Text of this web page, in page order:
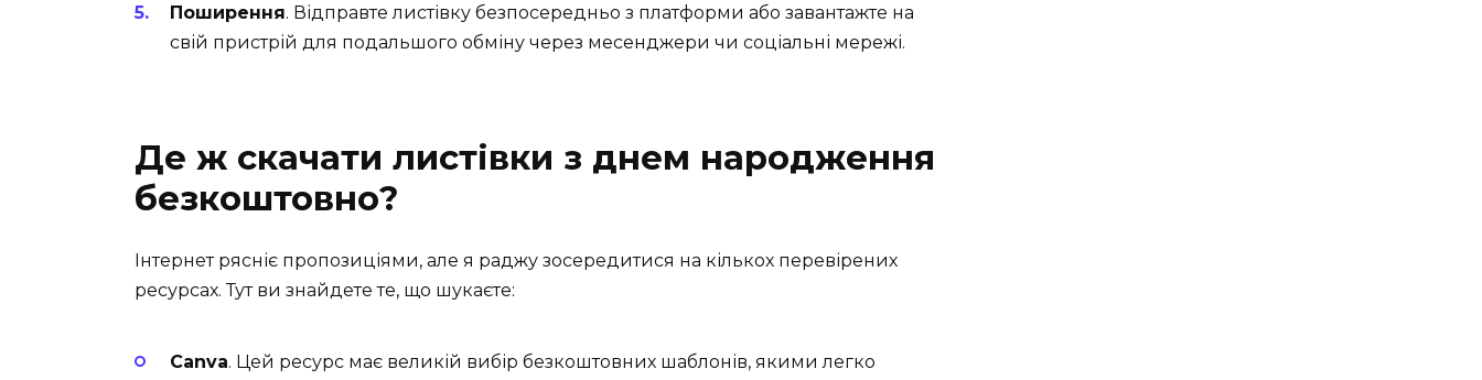
Поширення. Відправте листівку безпосередньо з платформи або завантажте на
свій пристрій для подальшого обміну через месенджери чи соціальні мережі.
Де ж скачати листівки з днем народження
безкоштовно?
Інтернет рясніє пропозиціями, але я раджу зосередитися на кількох перевірених
ресурсах. Тут ви знайдете те, що шукаєте:
Canva. Цей ресурс має великій вибір безкоштовних шаблонів, якими легко